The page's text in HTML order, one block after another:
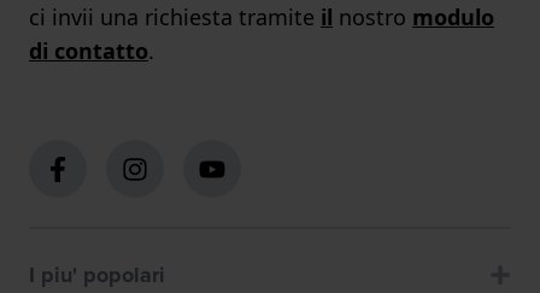
ci invii una richiesta tramite il nostro modulo
di contatto.
I piu' popolari